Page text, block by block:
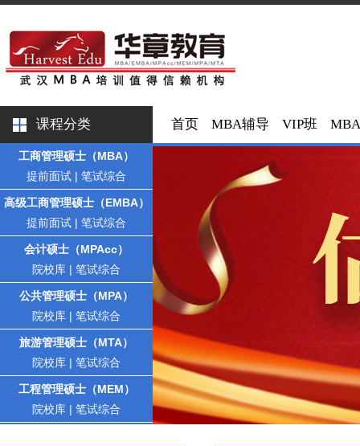
课程分类
工商管理硕士（MBA）
提前面试 | 笔试综合
高级工商管理硕士（EMBA）
提前面试 | 笔试综合
会计硕士（MPAcc）
院校库 | 笔试综合
公共管理硕士（MPA）
院校库 | 笔试综合
旅游管理硕士（MTA）
院校库 | 笔试综合
工程管理硕士（MEM）
院校库 | 笔试综合
首页 MBA辅导 VIP班